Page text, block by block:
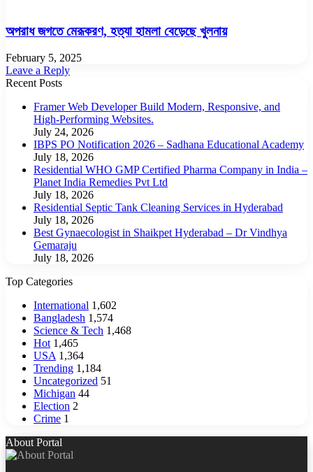
অপরাধ জগতে মেরূকরণ, হত্যা হামলা বেড়েছে খুলনায়
February 5, 2025
Leave a Reply
Recent Posts
Framer Web Developer Build Modern, Responsive, and
High-Performing Websites.
July 24, 2026
IBPS PO Notification 2026 – Sadhana Educational Academy
July 18, 2026
Residential WHO GMP Certified Pharma Company in India –
Planet India Remedies Pvt Ltd
July 18, 2026
Residential Septic Tank Cleaning Services in Hyderabad
July 18, 2026
Best Gynaecologist in Shaikpet Hyderabad – Dr Vindhya
Gemaraju
July 18, 2026
Top Categories
International 1,602
Bangladesh 1,574
Science & Tech 1,468
Hot 1,465
USA 1,364
Trending 1,184
Uncategorized 51
Michigan 44
Election 2
Crime 1
About Portal